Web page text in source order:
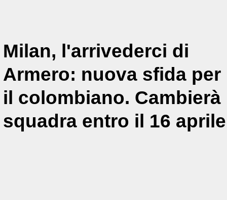
Milan, l'arrivederci di
Armero: nuova sfida per
il colombiano. Cambierà
squadra entro il 16 aprile